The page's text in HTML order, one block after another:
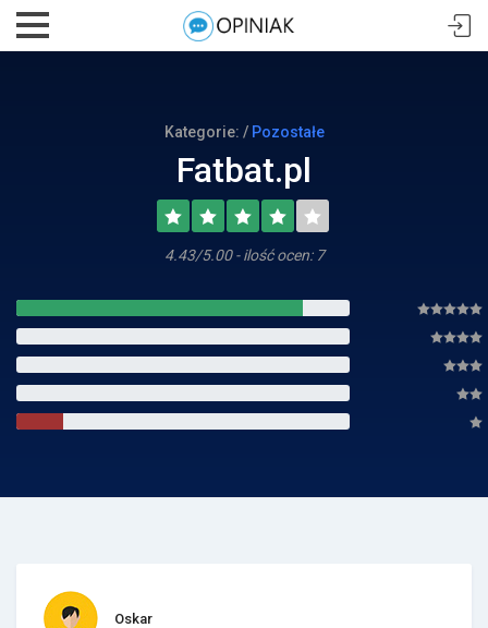
Kategorie: / Pozostałe
Fatbat.pl
4.43/5.00 - ilość ocen: 7
Oskar